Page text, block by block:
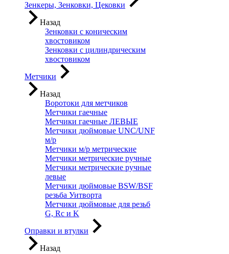
Зенкеры, Зенковки, Цековки
Назад
Зенковки с коническим
хвостовиком
Зенковки с цилиндрическим
хвостовиком
Метчики
Назад
Воротоки для метчиков
Метчики гаечные
Метчики гаечные ЛЕВЫЕ
Метчики дюймовые UNC/UNF
м/р
Метчики м/р метрические
Метчики метрические ручные
Метчики метрические ручные
левые
Метчики дюймовые BSW/BSF
резьба Уитворта
Метчики дюймовые для резьб
G, Rc и K
Оправки и втулки
Назад